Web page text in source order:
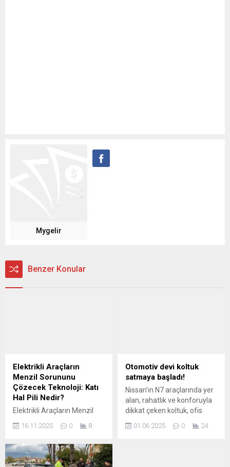
Mygelir
Benzer Konular
Elektrikli Araçların
Menzil Sorununu
Çözecek Teknoloji: Katı
Hal Pili Nedir?
Elektrikli Araçların Menzil
Teknoloji: Katı Hal Pili Nedir?
geçen gün daha fazla enerji
verimliliğine ulaşıyor.
16.11.2025 0 8
Otomotiv devi koltuk
satmaya başladı!
Nissan'ın N7 araçlarında yer
alan, rahatlık ve konforuyla
dikkat çeken koltuk, ofis
Japon otomotiv devi, koltuk
01.06.2025 0 24